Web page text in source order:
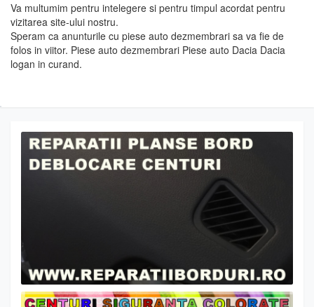
Va multumim pentru intelegere si pentru timpul acordat pentru
vizitarea site-ului nostru.
Speram ca anunturile cu piese auto dezmembrari sa va fie de
folos in viitor. Piese auto dezmembrari Piese auto Dacia Dacia
logan in curand.